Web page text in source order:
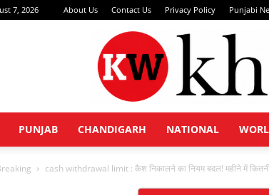
7, 2026 About Us Contact Us Privacy Policy Punjabi
PUNJAB CHANDIGARH NATIONAL
cash withdrawal limit : कैश निकालने का नियम बदल! महीने में